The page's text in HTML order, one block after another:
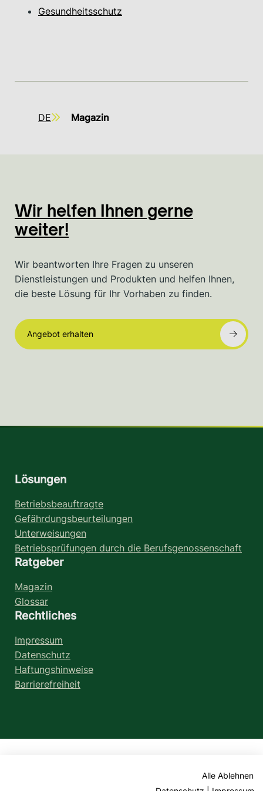
Gesundheitsschutz
DE Magazin
Wir helfen Ihnen gerne
weiter!
Wir beantworten Ihre Fragen zu unseren
Dienstleistungen und Produkten und helfen Ihnen,
die beste Lösung für Ihr Vorhaben zu finden.
Angebot erhalten
Lösungen
Betriebsbeauftragte
Gefährdungsbeurteilungen
Unterweisungen
Betriebsprüfungen durch die Berufsgenossenschaft
Ratgeber
Magazin
Glossar
Rechtliches
Impressum
Datenschutz
Haftungshinweise
Barrierefreiheit
Alle Ablehnen